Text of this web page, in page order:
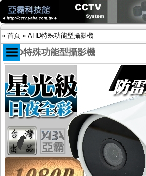
» 首頁 » AHD特殊功能型攝影機
商品目錄
限時促銷特惠專案
IP網路攝影機及錄放影機
AHD DVR數位錄放影機
AHD半球型(適用屋內)
AHD中小型紅外線攝影機(適用騎樓、室內外)
AHD防護罩型攝影機(適用屋外，紅外線照射
距離遠）
AHD特殊功能型攝影機
旋轉型攝影機.旋轉台
AHD特殊功能型攝影機